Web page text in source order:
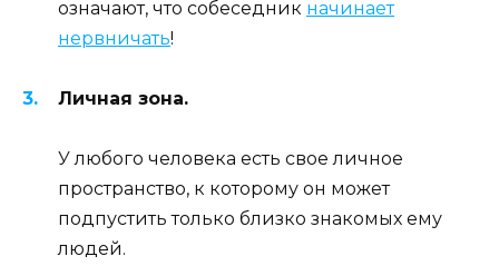
означают, что собеседник начинает
нервничать!
Личная зона.
У любого человека есть свое личное
пространство, к которому он может
подпустить только близко знакомых ему
людей.